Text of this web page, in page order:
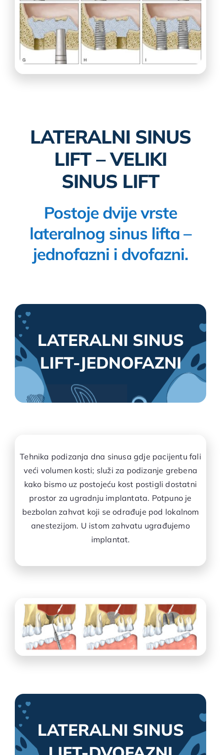
LATERALNI SINUS
LIFT – VELIKI
SINUS LIFT
Postoje dvije vrste
lateralnog sinus lifta –
jednofazni i dvofazni.
LATERALNI SINUS
LIFT-JEDNOFAZNI
Tehnika podizanja dna sinusa gdje pacijentu fali
veći volumen kosti; služi za podizanje grebena
kako bismo uz postojeću kost postigli dostatni
prostor za ugradnju implantata. Potpuno je
bezbolan zahvat koji se odrađuje pod lokalnom
anestezijom. U istom zahvatu ugrađujemo
implantat.
LATERALNI SINUS